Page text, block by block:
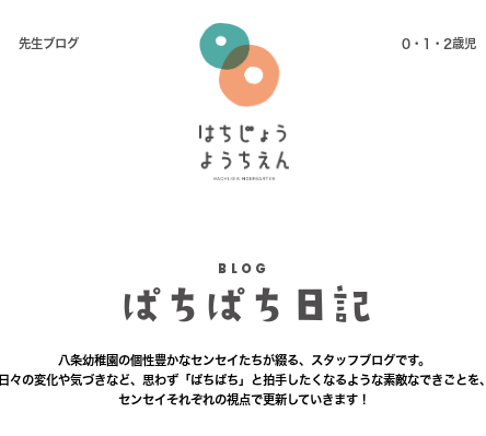
先⽣ブログ 0・1・2歳児
BLOG
ぱちぱち日記
八条幼稚園の個性豊かなセンセイたちが綴る、
スタッフブログです。
日々の変化や気づきなど、思わず「ぱちぱち」と拍手したくなるような素敵なできごとを、
センセイそれぞれの視点で更新していきます！